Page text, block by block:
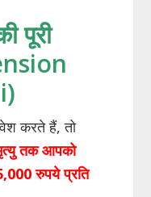
पूरी
करते हैं, तो
तकआपको
रुपये प्रति